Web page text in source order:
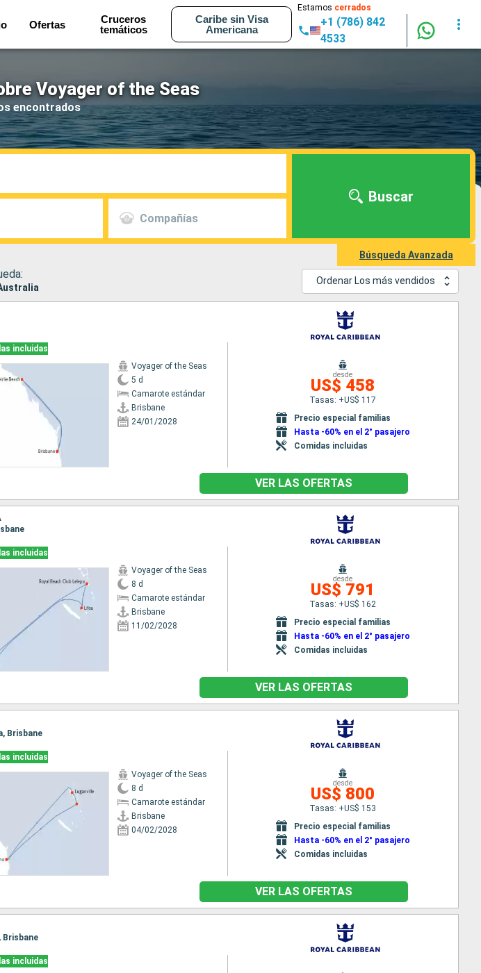
Ofertas
Cruceros
temáticos
Caribe sin Visa
Americana
Estamos cerrados
+1 (786) 842
4533
Voyager of the Seas
encontrados
Compañías
Buscar
Búsqueda Avanzada
Ordenar Los más vendidos
incluidas
Voyager of the Seas
5 d
Camarote estándar
Brisbane
24/01/2028
desde
US$ 458
Tasas: +US$ 117
Precio especial familias
Hasta -60% en el 2° pasajero
Comidas incluidas
VER LAS OFERTAS
incluidas
Voyager of the Seas
8 d
Camarote estándar
Brisbane
11/02/2028
desde
US$ 791
Tasas: +US$ 162
Precio especial familias
Hasta -60% en el 2° pasajero
Comidas incluidas
VER LAS OFERTAS
Brisbane
incluidas
Voyager of the Seas
8 d
Camarote estándar
Brisbane
04/02/2028
desde
US$ 800
Tasas: +US$ 153
Precio especial familias
Hasta -60% en el 2° pasajero
Comidas incluidas
VER LAS OFERTAS
Brisbane
incluidas